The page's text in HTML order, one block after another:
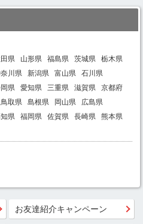
県 山形県 福島県 茨城県
栃木県
川県 新潟県 富山県
石川県
県 愛知県 三重県 滋賀県
京都府
鳥取県 島根県 岡山県
広島県
県 福岡県 佐賀県 長崎県
熊本県
お友達紹介キャンペーン